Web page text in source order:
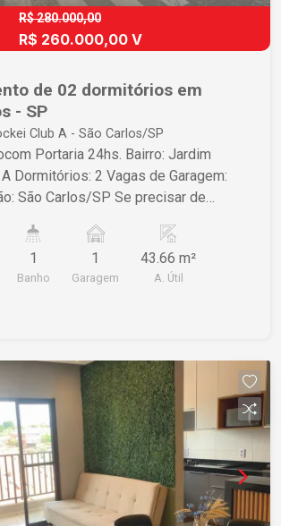
R$ 280.000,00
R$ 260.000,00 V
de 02 dormitórios em
- SP
Club A - São Carlos/SP
Portaria 24hs. Bairro: Jardim
fique à vontade para perguntar
1
Banho
1
Garagem
43.66 m²
A. Útil